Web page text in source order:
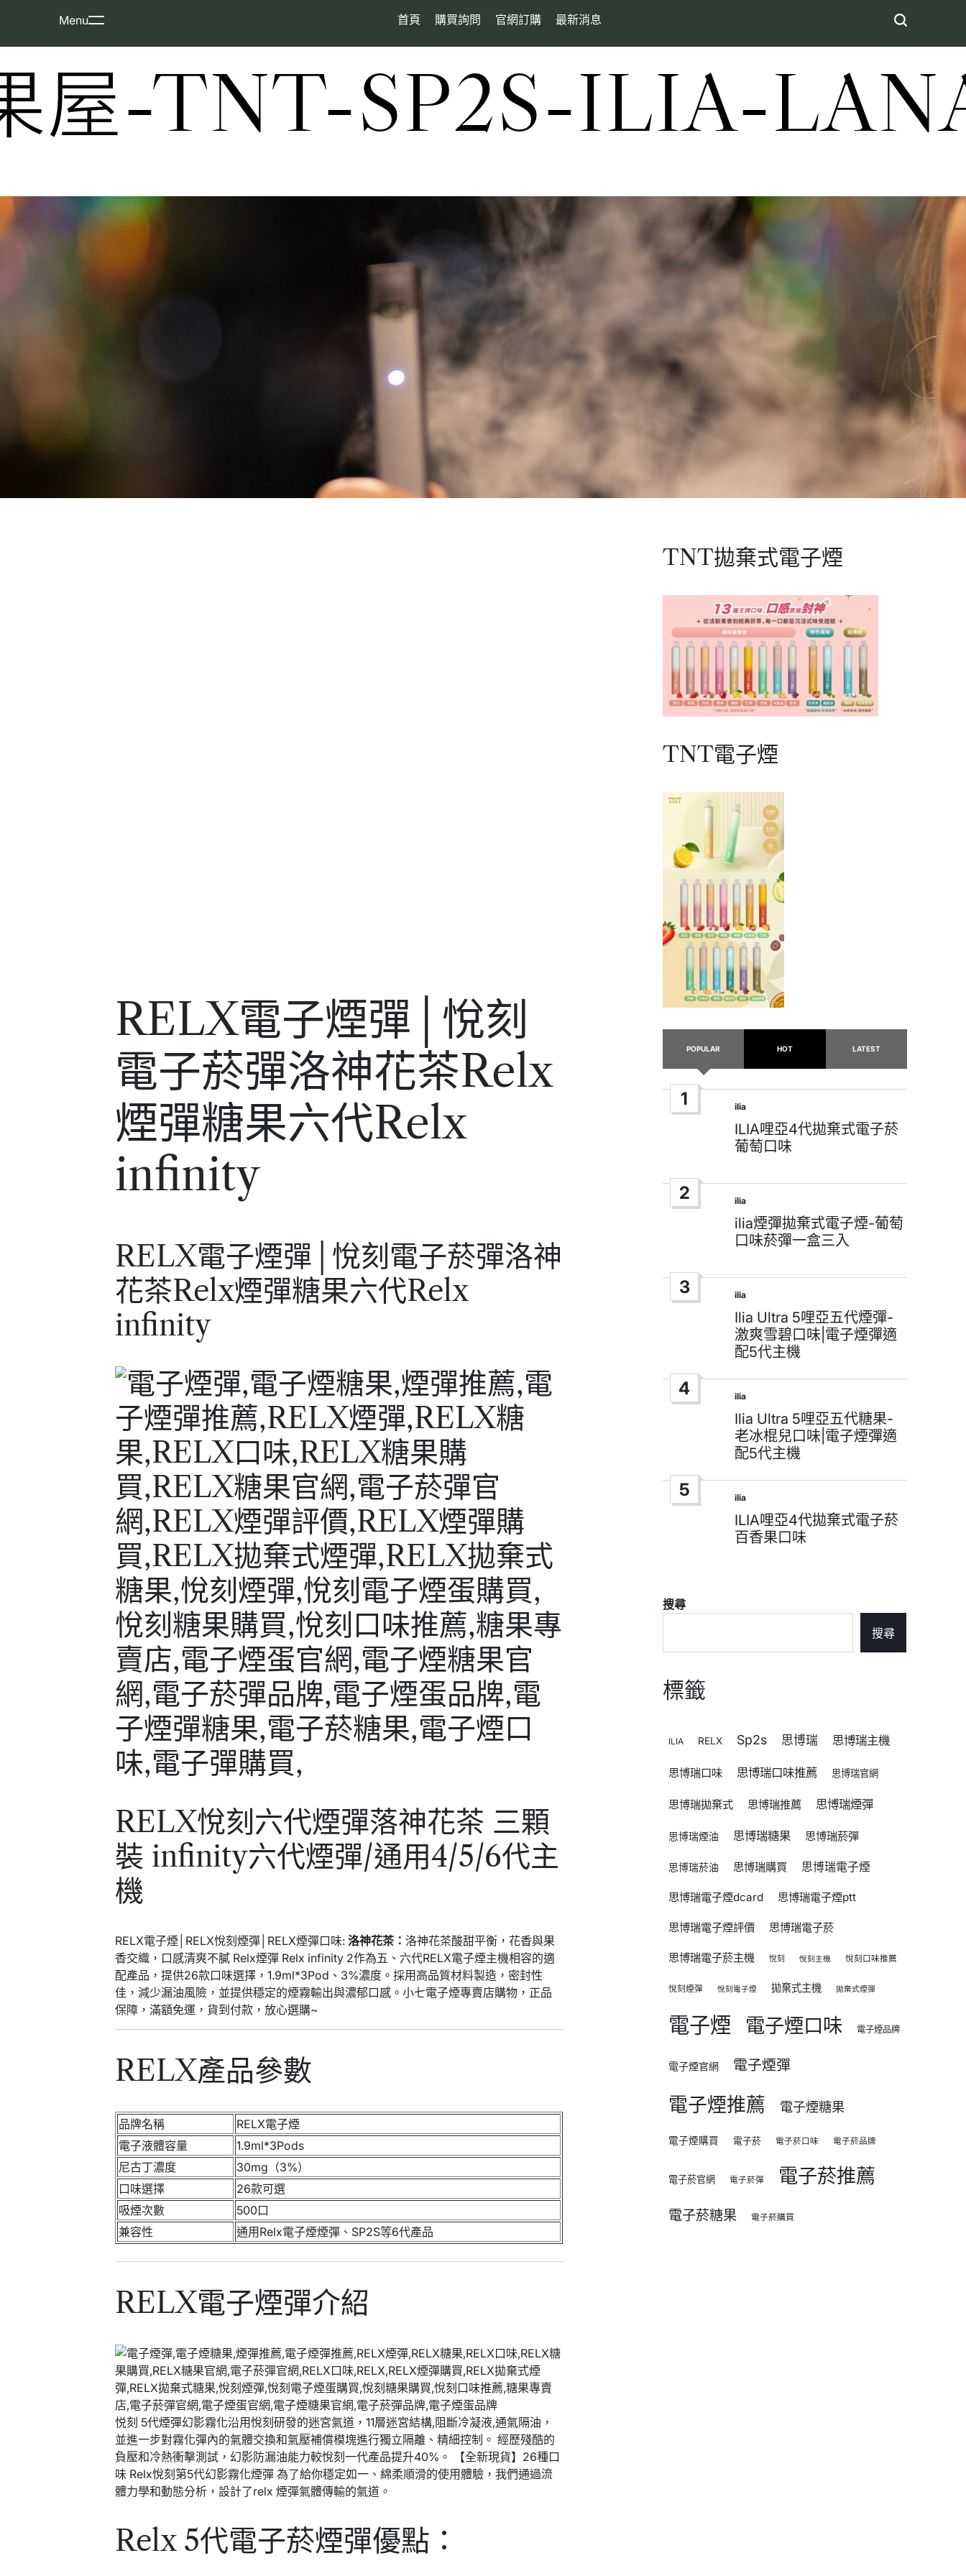
Menu 首頁 購買詢問 官網訂購 最新消息
屋-TNT-SP2S-ILIA-
RELX電子煙彈│悅刻
電子菸彈洛神花茶Relx
煙彈糖果六代Relx
infinity
RELX電子煙彈│悅刻電子菸彈洛神
花茶Relx煙彈糖果六代Relx
infinity
RELX悅刻六代煙彈落神花茶 三顆
裝 infinity六代煙彈/通用4/5/6代主
機
RELX電子煙│RELX悅刻煙彈│RELX煙彈口味:洛神花茶：洛神花茶酸甜平衡，花香與果
香交織，口感清爽不膩 Relx煙彈 Relx infinity 2作為五、六代RELX電子煙主機相容的適
配產品，提供26款口味選擇，1.9ml*3Pod、3%濃度。採用高品質材料製造，密封性
佳，減少漏油風險，並提供穩定的煙霧輸出與濃郁口感。小七電子煙專賣店購物，正品
保障，滿額免運，貨到付款，放心選購~
RELX產品參數
品牌名稱
RELX電子煙
電子液體容量
1.9ml*3Pods
尼古丁濃度
30mg（3%）
口味選擇
26款可選
吸煙次數
500口
兼容性
通用Relx電子煙煙彈、SP2S等6代產品
RELX電子煙彈介紹
悦刻 5代煙彈幻影霧化沿用悅刻研發的迷宮氣道，11層迷宮結構,阻斷冷凝液,通氣隔油，
並進一步對霧化彈內的氣體交換和氣壓補償模塊進行獨立隔離、精細控制。 經歷殘酷的
負壓和冷熱衝擊測試，幻影防漏油能力較悅刻一代產品提升40%。 【全新現貨】26種口
味 Relx悅刻第5代幻影霧化煙彈 為了給你穩定如一、綿柔順滑的使用體驗，我們通過流
體力學和動態分析，設計了relx 煙彈氣體傳輸的氣道。
Relx 5代電子菸煙彈優點：
TNT拋棄式電子煙
TNT電子煙
POPULAR HOT LATEST
1
Posted
in
ilia
ILIA哩亞4代拋棄式電子菸
葡萄口味
2
Posted
in
ilia
ilia煙彈拋棄式電子煙-葡萄
口味菸彈一盒三入
3
Posted
in
ilia
Ilia Ultra 5哩亞五代煙彈-
激爽雪碧口味|電子煙彈適
配5代主機
4
Posted
in
ilia
Ilia Ultra 5哩亞五代糖果-
老冰棍兒口味|電子煙彈適
配5代主機
5
Posted
in
ilia
ILIA哩亞4代拋棄式電子菸
百香果口味
搜尋
搜尋
標籤
ILIA RELX Sp2s 思博瑞 思博瑞主機
思博瑞口味 思博瑞口味推薦 思博瑞官網
思博瑞拋棄式 思博瑞推薦 思博瑞煙彈
思博瑞煙油 思博瑞糖果 思博瑞菸彈
思博瑞菸油 思博瑞購買 思博瑞電子煙
思博瑞電子煙dcard 思博瑞電子煙ptt
思博瑞電子煙評價 思博瑞電子菸
思博瑞電子菸主機 悅刻 悅刻主機 悅刻口味推薦
悅刻煙彈 悅刻電子煙 拋棄式主機 拋棄式煙彈
電子煙 電子煙口味 電子煙品牌
電子煙官網 電子煙彈
電子煙推薦 電子煙糖果
電子煙購買 電子菸 電子菸口味 電子菸品牌
電子菸官網 電子菸彈 電子菸推薦
電子菸糖果 電子菸購買